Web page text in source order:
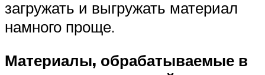
загружать и выгружать материал
намного проще.
Материалы, обрабатываемые в